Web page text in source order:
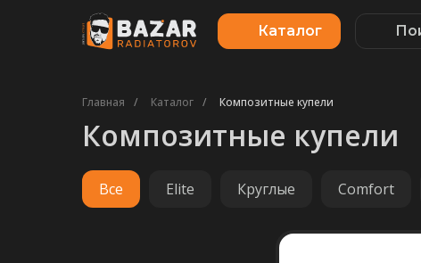
Каталог
Главная / Каталог / Композитные купели
Композитные купели
Все Elite Круглые Comfort